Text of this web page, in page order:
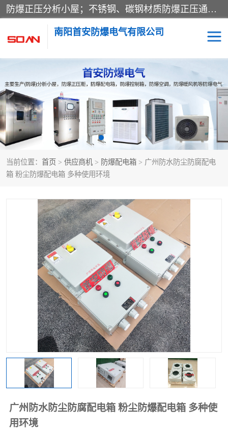
防爆正压分析小屋；不锈钢、碳钢材质防爆正压通风柜，分上下、左右、外挂三种款式；立式、挂式防爆配电柜体；不锈钢、碳钢防爆变频、磁力、星三角启动器；不锈钢、碳钢、铸铝防爆控制箱柜；可操作按键、多块式防爆仪表箱；多材质防爆接线箱；台式防爆电脑、防爆监视器。产品适配石油、化工、煤炭、电力、纺织、酿酒、航天、铁路、冶金、船舶、消防、市政等多行业工况使用。
南阳首安防爆电气有限公司
当前位置： 首页 > 供应商机 > 防爆配电箱 > 广州防水防尘防腐配电
箱 粉尘防爆配电箱 多种使用环境
广州防水防尘防腐配电箱 粉尘防爆配电箱 多种使
用环境
防爆小屋 防爆正压柜
防爆空调 防爆配电箱
防爆控制箱 防爆接线箱
防爆操作柱 防爆监视显示器